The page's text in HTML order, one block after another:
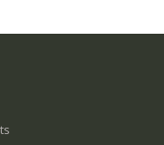
problèmes relationnels avec